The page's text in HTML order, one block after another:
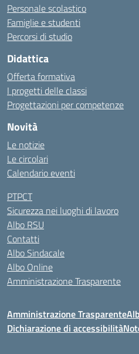
Personale scolastico
Famiglie e studenti
Percorsi di studio
Didattica
Offerta formativa
I progetti delle classi
Progettazioni per competenze
Novità
Le notizie
Le circolari
Calendario eventi
PTPCT
Sicurezza nei luoghi di lavoro
Albo RSU
Contatti
Albo Sindacale
Albo Online
Amministrazione Trasparente
Amministrazione Trasparente
Dichiarazione di accessibilità